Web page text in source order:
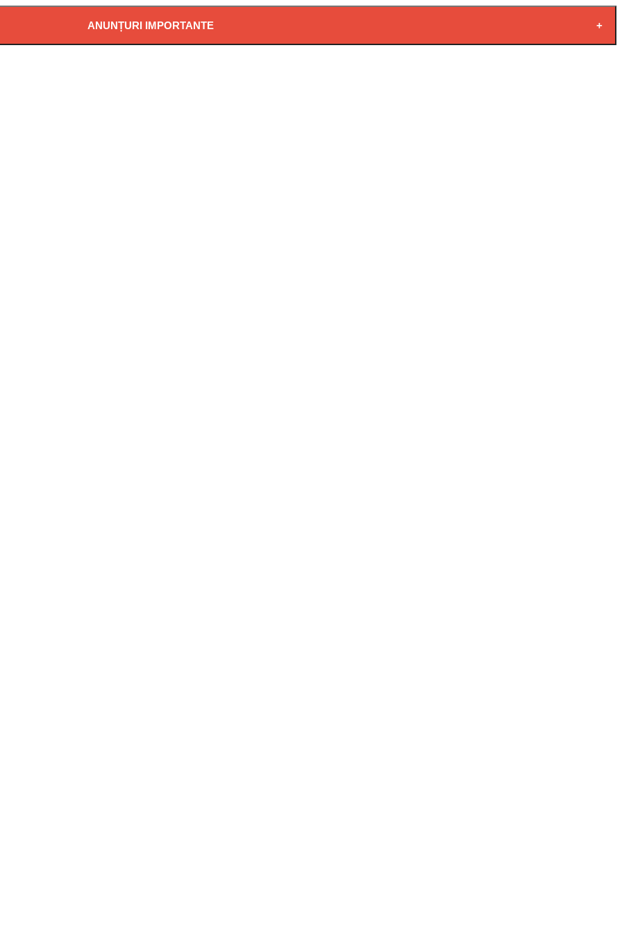
ANUNȚURI IMPORTANTE